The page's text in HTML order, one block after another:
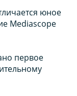
юное
Mediascope
первое